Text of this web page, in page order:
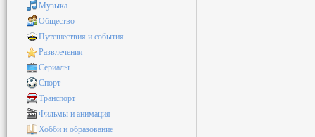
Музыка
Общество
Путешествия и события
Развлечения
Сериалы
Спорт
Транспорт
Фильмы и анимация
Хобби и образование